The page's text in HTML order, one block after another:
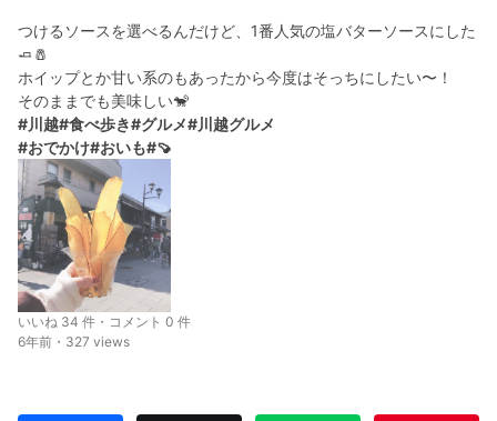
つけるソースを選べるんだけど、1番人気の塩バターソースにした
🧈🧂
ホイップとか甘い系のもあったから今度はそっちにしたい〜！
そのままでも美味しい🐒
#川越#食べ歩き#グルメ#川越グルメ
#おでかけ#おいも#🍠
いいね 34 件・コメント 0 件
6年前・327 views